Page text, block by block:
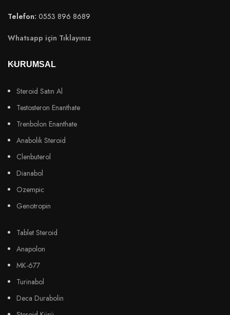
Telefon: 0553 896 8689
Whatsapp için Tıklayınız
KURUMSAL
Steroid Satın Al
Testosteron Enanthate
Trenbolon Enanthate
Anabolik Steroid
Clenbuterol
Dianabol
Ozempic
Genotropin
Tablet Steroid
Anapolon
MK-677
Turinabol
Deca Durabolin